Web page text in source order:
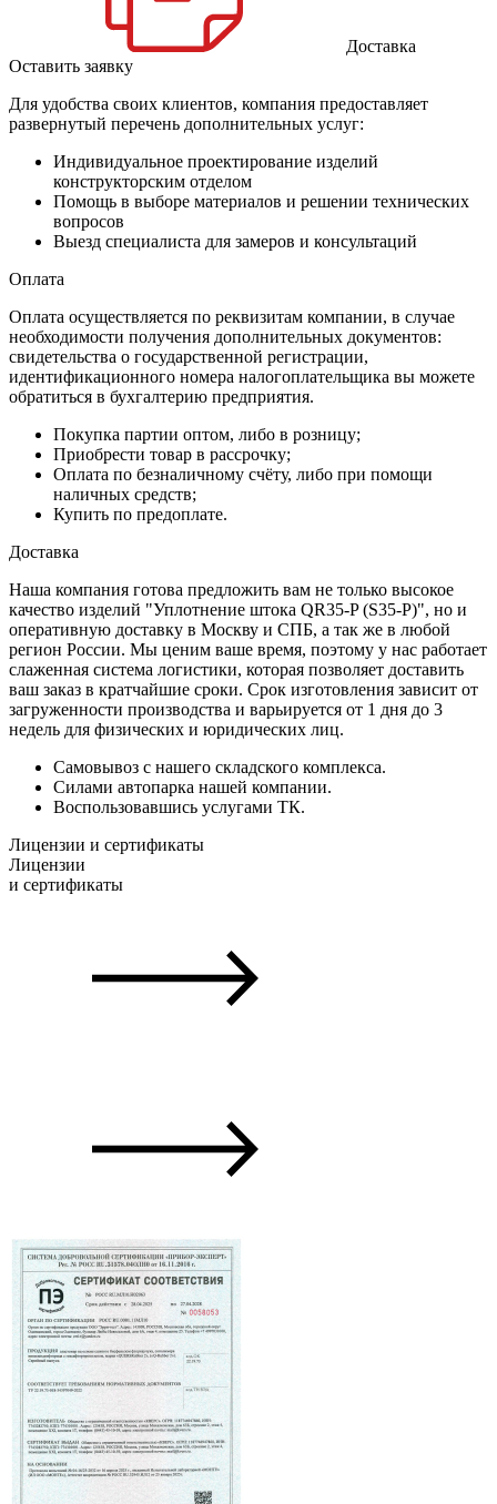
Доставка
Оставить заявку
Для удобства своих клиентов, компания предоставляет
развернутый перечень дополнительных услуг:
Индивидуальное проектирование изделий
конструкторским отделом
Помощь в выборе материалов и решении технических
вопросов
Выезд специалиста для замеров и консультаций
Оплата
Оплата осуществляется по реквизитам компании, в случае
необходимости получения дополнительных документов:
свидетельства о государственной регистрации,
идентификационного номера налогоплательщика вы можете
обратиться в бухгалтерию предприятия.
Покупка партии оптом, либо в розницу;
Приобрести товар в рассрочку;
Оплата по безналичному счёту, либо при помощи
наличных средств;
Купить по предоплате.
Доставка
Наша компания готова предложить вам не только высокое
качество изделий "Уплотнение штока QR35-P (S35-P)", но и
оперативную доставку в Москву и СПБ, а так же в любой
регион России. Мы ценим ваше время, поэтому у нас работает
слаженная система логистики, которая позволяет доставить
ваш заказ в кратчайшие сроки. Срок изготовления зависит от
загруженности производства и варьируется от 1 дня до 3
недель для физических и юридических лиц.
Самовывоз с нашего складского комплекса.
Силами автопарка нашей компании.
Воспользовавшись услугами ТК.
Лицензии и сертификаты
Лицензии
и сертификаты